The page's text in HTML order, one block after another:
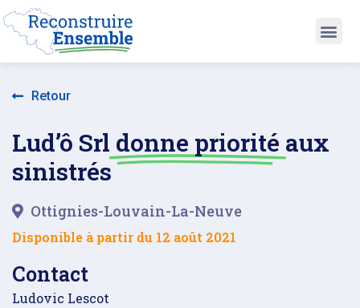
Retour
Lud’ô Srl donne priorité aux
sinistrés
Ottignies-Louvain-La-Neuve
Disponible à partir du 12 août 2021
Contact
Ludovic Lescot